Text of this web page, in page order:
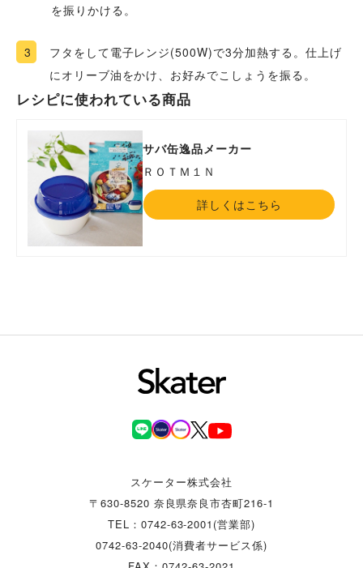
を振りかける。
3
フタをして電子レンジ(500W)で3分加熱する。仕上げ
にオリーブ油をかけ、お好みでこしょうを振る。
レシピに使われている商品
サバ缶逸品メーカー
ＲＯＴＭ１Ｎ
詳しくはこちら
スケーター株式会社
〒630-8520 奈良県奈良市杏町216-1
TEL：0742-63-2001(営業部)
0742-63-2040(消費者サービス係)